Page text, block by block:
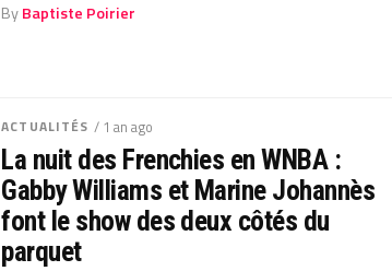
ByBaptiste Poirier
ACTUALITÉS / 1 an ago
La nuit des Frenchies en WNBA :
Gabby Williams et Marine Johannès
font le show des deux côtés du
parquet